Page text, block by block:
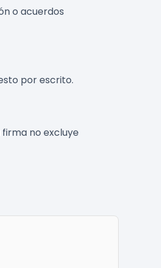
o acuerdos
por escrito.
no excluye